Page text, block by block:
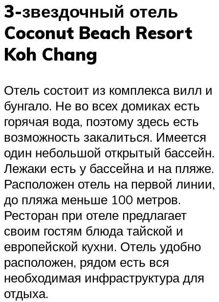
3-звездочный отель
Coconut Beach Resort
Koh Chang
Отель состоит из комплекса вилл и
бунгало. Не во всех домиках есть
горячая вода, поэтому здесь есть
возможность закалиться. Имеется
один небольшой открытый бассейн.
Лежаки есть у бассейна и на пляже.
Расположен отель на первой линии,
до пляжа меньше 100 метров.
Ресторан при отеле предлагает
своим гостям блюда тайской и
европейской кухни. Отель удобно
расположен, рядом есть вся
необходимая инфраструктура для
отдыха.